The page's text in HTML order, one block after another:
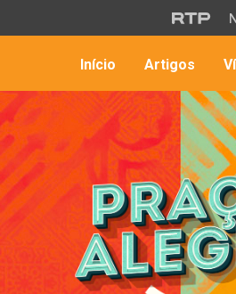
Saltar para o conteúdo principal
Início Artigos